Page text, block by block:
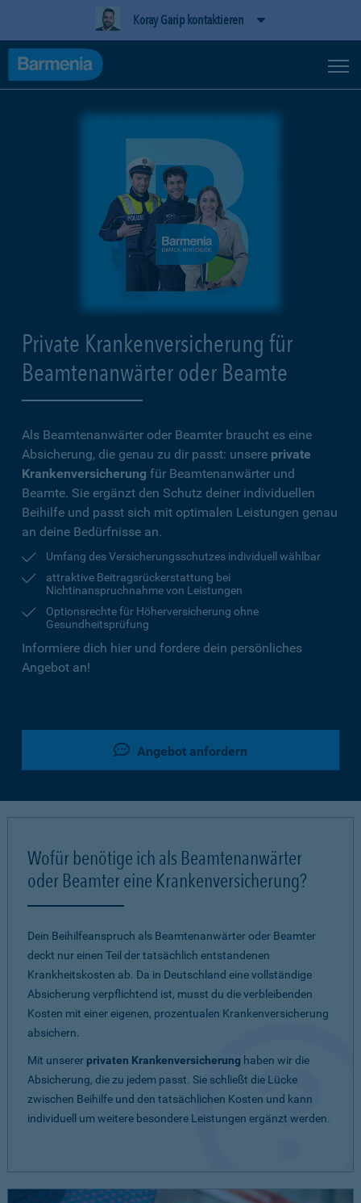
Koray Garip kontaktieren
Private Krankenversicherung für
Beamtenanwärter oder Beamte
Als Beamtenanwärter oder Beamter braucht es eine
Absicherung, die genau zu dir passt: unsere private
Krankenversicherung für Beamtenanwärter und
Beamte. Sie ergänzt den Schutz deiner individuellen
Beihilfe und passt sich mit optimalen Leistungen genau
an deine Bedürfnisse an.
Umfang des Versicherungsschutzes individuell wählbar
attraktive Beitragsrückerstattung bei
Nichtinanspruchnahme von Leistungen
Optionsrechte für Höherversicherung ohne
Gesundheitsprüfung
Informiere dich hier und fordere dein persönliches
Angebot an!
Angebot anfordern
Wofür benötige ich als Beamtenanwärter
oder Beamter eine Krankenversicherung?
Dein Beihilfeanspruch als Beamtenanwärter oder Beamter
deckt nur einen Teil der tatsächlich entstandenen
Krankheitskosten ab. Da in Deutschland eine vollständige
Absicherung verpflichtend ist, musst du die verbleibenden
Kosten mit einer eigenen, prozentualen Krankenversicherung
absichern.
Mit unserer privaten Krankenversicherung haben wir die
Absicherung, die zu jedem passt. Sie schließt die Lücke
zwischen Beihilfe und den tatsächlichen Kosten und kann
individuell um weitere besondere Leistungen ergänzt werden.